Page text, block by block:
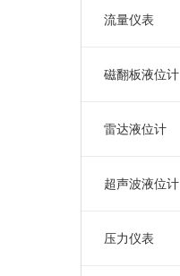
流量仪表
磁翻板液位计
雷达液位计
超声波液位计
压力仪表